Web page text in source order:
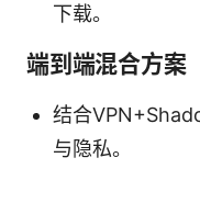
下载。
端到端混合方案
结合
与隐私。